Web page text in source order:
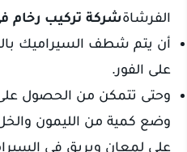
الفرشاةشركة تركيب رخام
أن يتم شطف السيراميك
على الفور.
وحتى تتمكن من الحصول
وضع كمية من الليمون
على لمعان وبريق في